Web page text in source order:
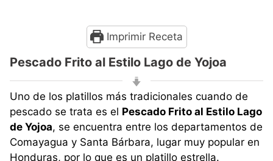
Imprimir Receta
Pescado Frito al Estilo Lago de Yojoa
Uno de los platillos más tradicionales cuando de
pescado se trata es el Pescado Frito al Estilo Lago
de Yojoa, se encuentra entre los departamentos de
Comayagua y Santa Bárbara, lugar muy popular en
Honduras, por lo que es un platillo estrella.